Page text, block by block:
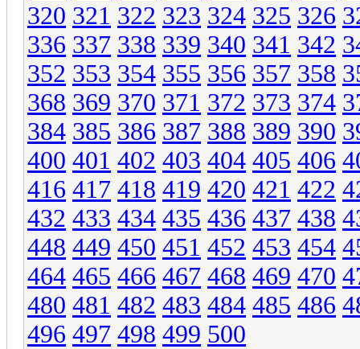
320 321 322 323 324 325 326
336 337 338 339 340 341 342
352 353 354 355 356 357 358
368 369 370 371 372 373 374
384 385 386 387 388 389 390
400 401 402 403 404 405 406
416 417 418 419 420 421 422
432 433 434 435 436 437 438
448 449 450 451 452 453 454
464 465 466 467 468 469 470
480 481 482 483 484 485 486
496 497 498 499 500